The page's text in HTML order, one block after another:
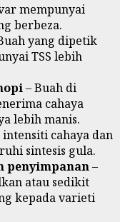
mempunyai
berbeza.
yang dipetik
TSS lebih
– Buah di
cahaya
lebih manis.
intensiti cahaya dan
sintesis gula.
penyimpanan–
atau sedikit
kepada varieti